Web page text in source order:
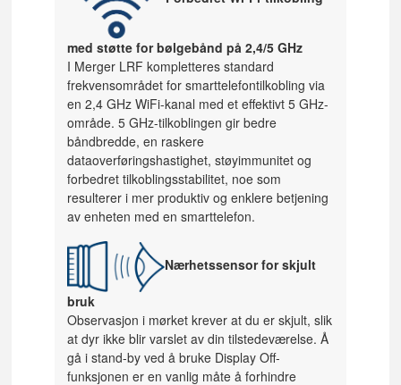
med støtte for bølgebånd på 2,4/5 GHz
I Merger LRF kompletteres standard
frekvensområdet for smarttelefontilkobling via
en 2,4 GHz WiFi-kanal med et effektivt 5 GHz-
område. 5 GHz-tilkoblingen gir bedre
båndbredde, en raskere
dataoverføringshastighet, støyimmunitet og
forbedret tilkoblingsstabilitet, noe som
resulterer i mer produktiv og enklere betjening
av enheten med en smarttelefon.
Nærhetssensor for skjult
bruk
Observasjon i mørket krever at du er skjult, slik
at dyr ikke blir varslet av din tilstedeværelse. Å
gå i stand-by ved å bruke Display Off-
funksjonen er en vanlig måte å forhindre